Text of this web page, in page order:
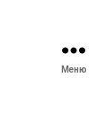
Меню